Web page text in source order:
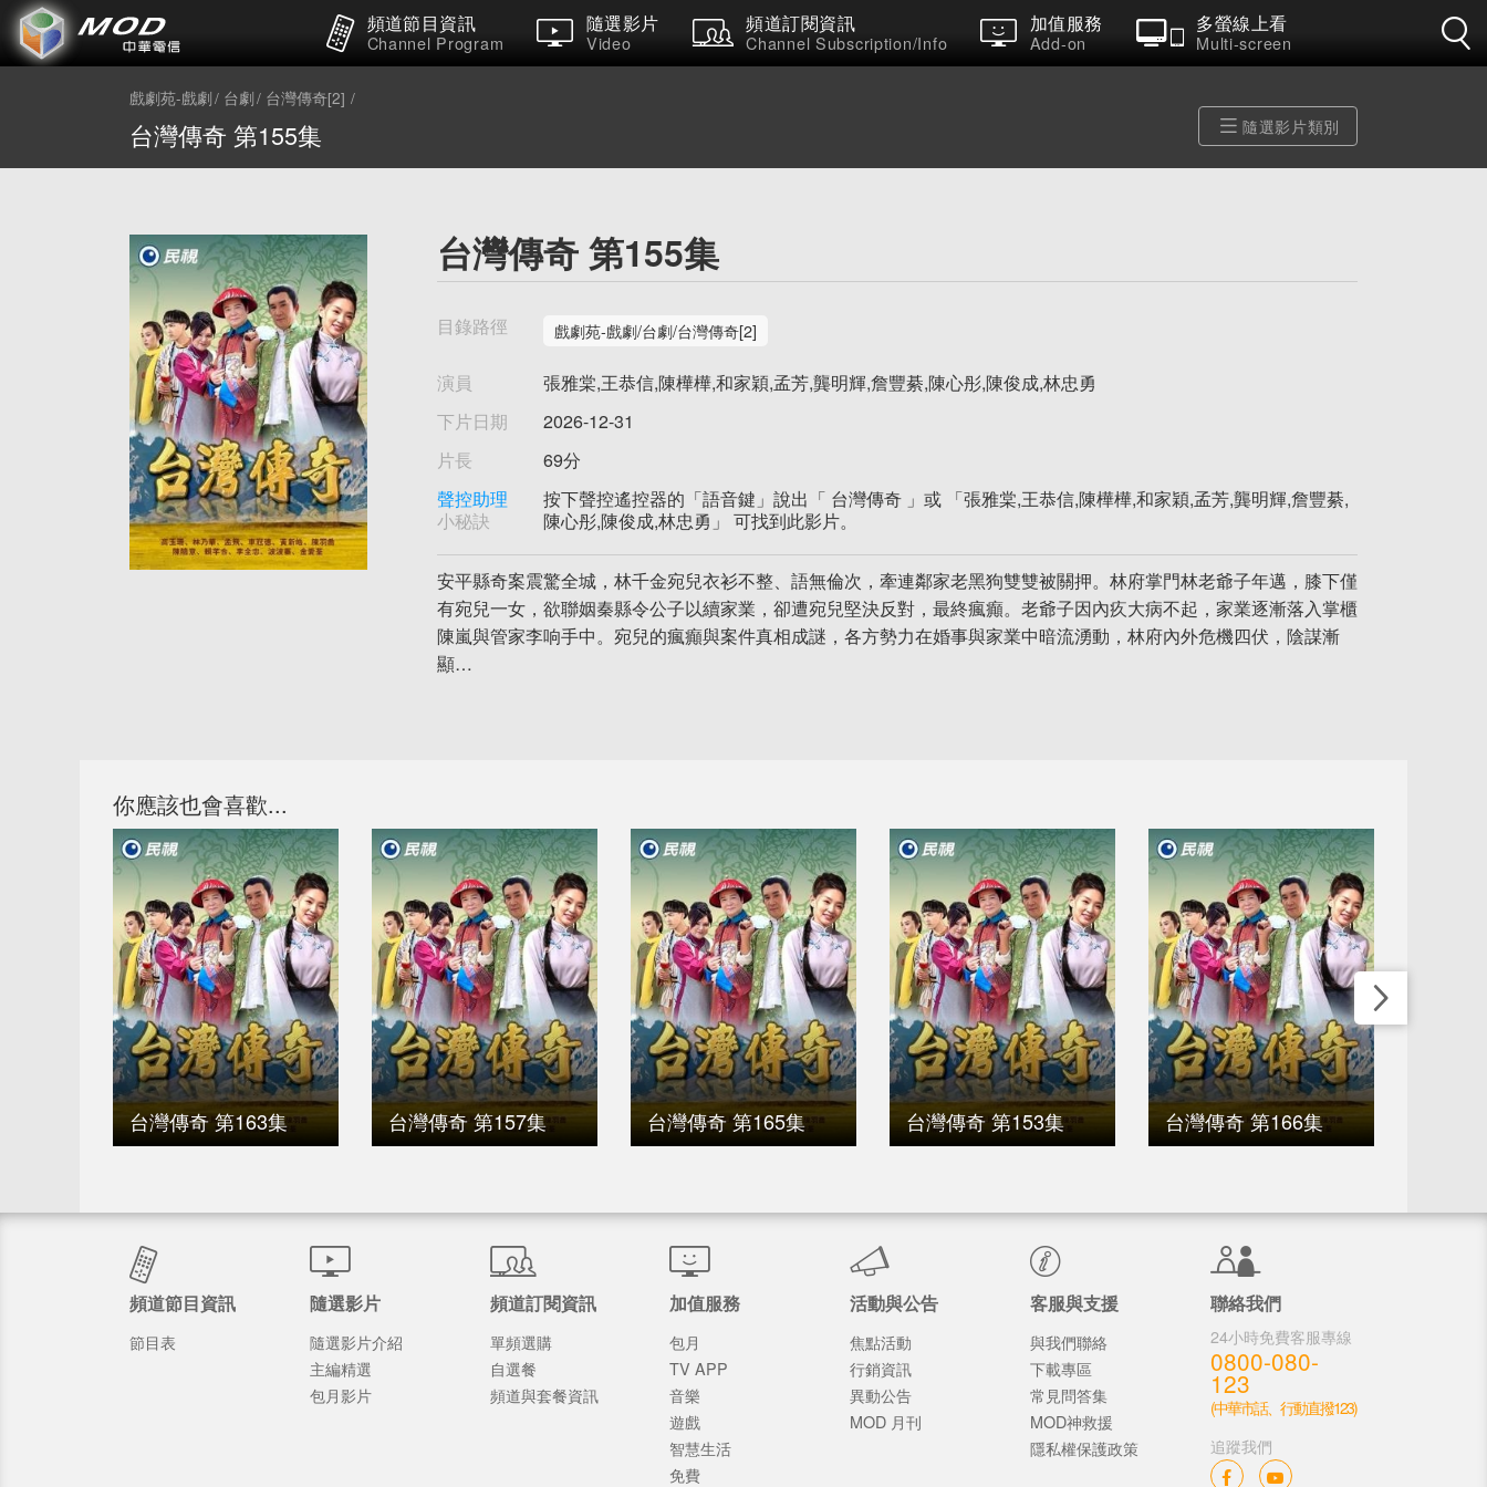
頻道節目資訊
Channel Program
隨選影片
Video
頻道訂閱資訊
Channel Subscription/Info
加值服務
Add-on
多螢線上看
Multi-screen
戲劇苑-戲劇 台劇 台灣傳奇[2]
台灣傳奇 第155集 隨選影片類別
台灣傳奇 第155集
目錄路徑 戲劇苑-戲劇/台劇/台灣傳奇[2]
演員
張雅棠,王恭信,陳樺樺,和家穎,孟芳,龔明輝,詹豐綦,陳心彤,陳俊成,林忠勇
下片日期
2026-12-31
片長
69分
聲控助理
小秘訣
按下聲控遙控器的「語音鍵」說出「 台灣傳奇 」或 「張雅棠,王恭信,陳樺樺,和家穎,孟芳,龔明輝,詹豐綦,
陳心彤,陳俊成,林忠勇」 可找到此影片。
安平縣奇案震驚全城，林千金宛兒衣衫不整、語無倫次，牽連鄰家老黑狗雙雙被關押。林府掌門林老爺子年邁，膝下僅
有宛兒一女，欲聯姻秦縣令公子以續家業，卻遭宛兒堅決反對，最終瘋癲。老爺子因內疚大病不起，家業逐漸落入掌櫃
陳嵐與管家李响手中。宛兒的瘋癲與案件真相成謎，各方勢力在婚事與家業中暗流湧動，林府內外危機四伏，陰謀漸
顯…
你應該也會喜歡...
台灣傳奇 第163集 台灣傳奇 第157集 台灣傳奇 第165集 台灣傳奇 第153集 台灣傳奇 第166集
頻道節目資訊
節目表
隨選影片
隨選影片介紹
主編精選
包月影片
頻道訂閱資訊
單頻選購
自選餐
頻道與套餐資訊
加值服務
包月
TV APP
音樂
遊戲
智慧生活
免費
活動與公告
焦點活動
行銷資訊
異動公告
MOD 月刊
客服與支援
與我們聯絡
下載專區
常見問答集
MOD神救援
隱私權保護政策
聯絡我們
24小時免費客服專線
0800-080-
123
(中華市話、行動直撥123)
追蹤我們